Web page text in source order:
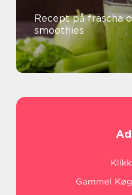
Recept på fräscha
smoothies